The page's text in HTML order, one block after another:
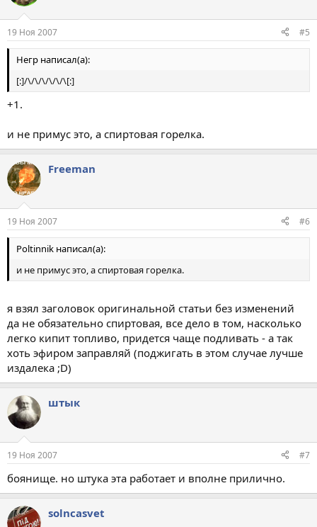
19 Ноя 2007 #5
Негр написал(а):
[:]/\/\/\/\/\/\[:]
+1.
и не примус это, а спиртовая горелка.
Freeman
19 Ноя 2007 #6
Poltinnik написал(а):
и не примус это, а спиртовая горелка.
я взял заголовок оригинальной статьи без изменений
да не обязательно спиртовая, все дело в том, насколько
легко кипит топливо, придется чаще подливать - а так
хоть эфиром заправляй (поджигать в этом случае лучше
издалека ;D)
штык
19 Ноя 2007 #7
боянище. но штука эта работает и вполне прилично.
solncasvet